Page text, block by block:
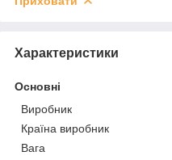
Характеристики
Основні
Виробник
Країна виробник
Вага